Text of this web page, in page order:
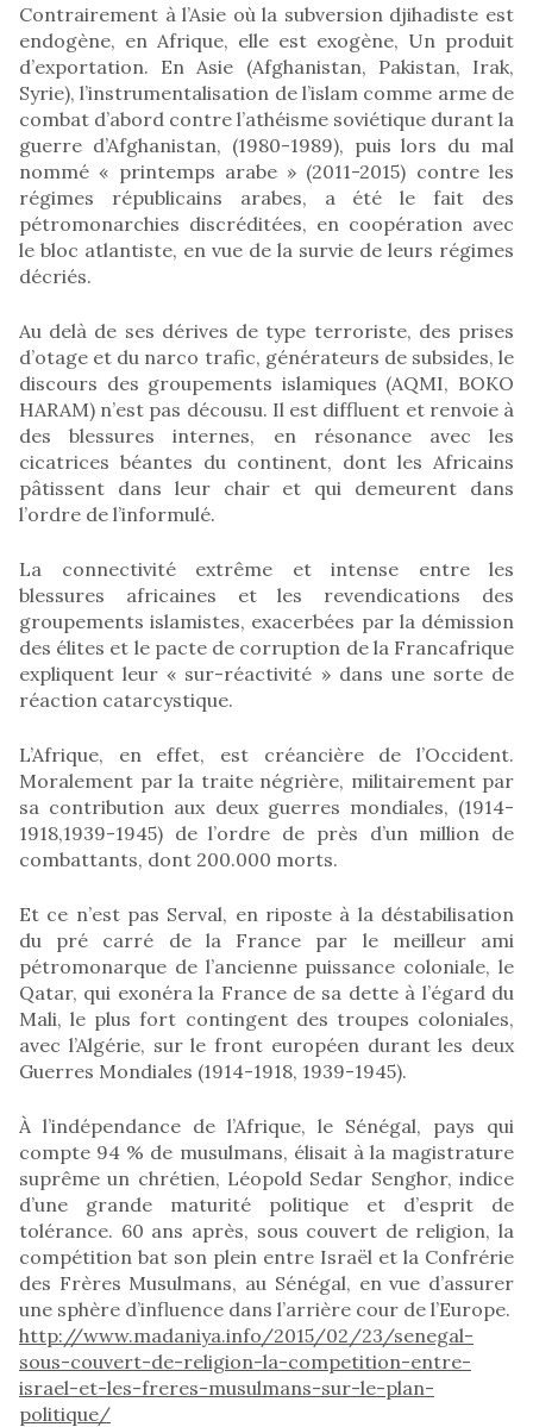
Contrairement à l’Asie où la subversion djihadiste est
endogène, en Afrique, elle est exogène, Un produit
d’exportation. En Asie (Afghanistan, Pakistan, Irak,
Syrie), l’instrumentalisation de l’islam comme arme de
combat d’abord contre l’athéisme soviétique durant la
guerre d’Afghanistan, (1980-1989), puis lors du mal
nommé « printemps arabe » (2011-2015) contre les
régimes républicains arabes, a été le fait des
pétromonarchies discréditées, en coopération avec
le bloc atlantiste, en vue de la survie de leurs régimes
décriés.
Au delà de ses dérives de type terroriste, des prises
d’otage et du narco trafic, générateurs de subsides, le
discours des groupements islamiques (AQMI, BOKO
HARAM) n’est pas décousu. Il est diffluent et renvoie à
des blessures internes, en résonance avec les
cicatrices béantes du continent, dont les Africains
pâtissent dans leur chair et qui demeurent dans
l’ordre de l’informulé.
La connectivité extrême et intense entre les
blessures africaines et les revendications des
groupements islamistes, exacerbées par la démission
des élites et le pacte de corruption de la Francafrique
expliquent leur « sur-réactivité » dans une sorte de
réaction catarcystique.
L’Afrique, en effet, est créancière de l’Occident.
Moralement par la traite négrière, militairement par
sa contribution aux deux guerres mondiales, (1914-
1918,1939-1945) de l’ordre de près d’un million de
combattants, dont 200.000 morts.
Et ce n’est pas Serval, en riposte à la déstabilisation
du pré carré de la France par le meilleur ami
pétromonarque de l’ancienne puissance coloniale, le
Qatar, qui exonéra la France de sa dette à l’égard du
Mali, le plus fort contingent des troupes coloniales,
avec l’Algérie, sur le front européen durant les deux
Guerres Mondiales (1914-1918, 1939-1945).
À l’indépendance de l’Afrique, le Sénégal, pays qui
compte 94 % de musulmans, élisait à la magistrature
suprême un chrétien, Léopold Sedar Senghor, indice
d’une grande maturité politique et d’esprit de
tolérance. 60 ans après, sous couvert de religion, la
compétition bat son plein entre Israël et la Confrérie
des Frères Musulmans, au Sénégal, en vue d’assurer
une sphère d’influence dans l’arrière cour de l’Europe.
http://www.madaniya.info/2015/02/23/senegal-
sous-couvert-de-religion-la-competition-entre-
israel-et-les-freres-musulmans-sur-le-plan-
politique/